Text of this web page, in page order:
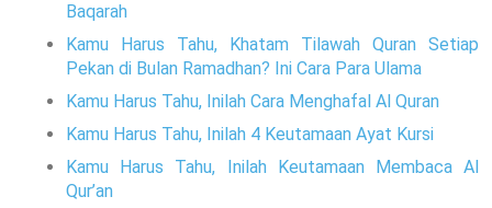
Baqarah
Kamu Harus Tahu, Khatam Tilawah Quran Setiap
Pekan di Bulan Ramadhan? Ini Cara Para Ulama
Kamu Harus Tahu, Inilah Cara Menghafal Al Quran
Kamu Harus Tahu, Inilah 4 Keutamaan Ayat Kursi
Kamu Harus Tahu, Inilah Keutamaan Membaca Al
Qur’an